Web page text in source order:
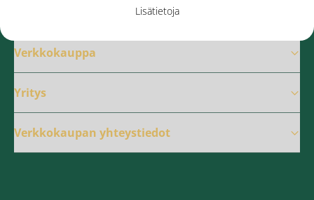
Verkkokauppa
Yritys
Verkkokaupan yhteystiedot
Lisätietoja